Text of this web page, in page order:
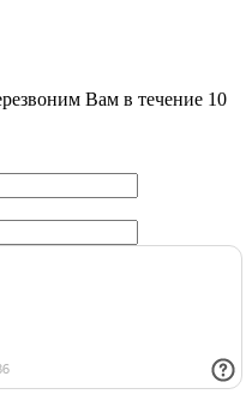
Вам в течение 10